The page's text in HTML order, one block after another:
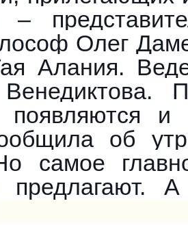
–
Олег
Алания.
появляются
об
самое